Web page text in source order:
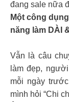
đang sale nữa
Một công
năng làm DÀI
Vẫn là câu
làm đẹp,
mỗi ngày
mình hỏi “Chi